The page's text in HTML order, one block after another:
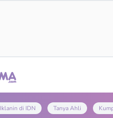
Iklanin di IDN Tanya Ahli